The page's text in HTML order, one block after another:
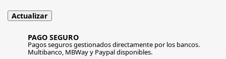
PAGO SEGURO
Pagos seguros gestionados directamente por los bancos.
Multibanco, MBWay y Paypal disponibles.